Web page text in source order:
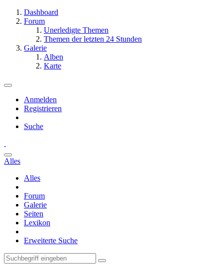
Dashboard
Forum
Unerledigte Themen
Themen der letzten 24 Stunden
Galerie
Alben
Karte
Anmelden
Registrieren
Suche
Alles
Alles
Forum
Galerie
Seiten
Lexikon
Erweiterte Suche